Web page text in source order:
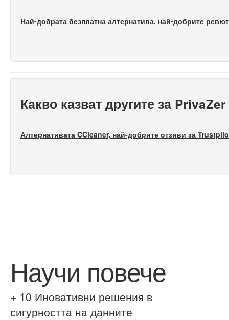
Най-добрата безплатна алтернатива, най-добрите
Какво казват другите за
Алтернативата CCleaner, най-добрите отзиви за
Научи повече
+ 10 Иновативни решения в
сигурността на данните